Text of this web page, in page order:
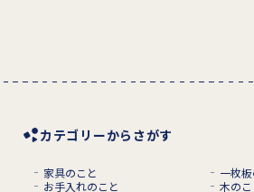
カテゴリーからさがす
家具のこと
一枚
お手入れのこと
木のこ